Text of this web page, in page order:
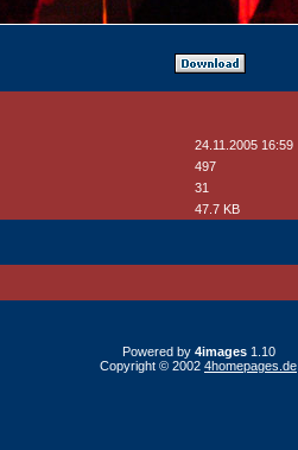
24.11.2005 16:59
497
31
47.7 KB
Powered by 4images1.10
Copyright © 2002 4homepages.de